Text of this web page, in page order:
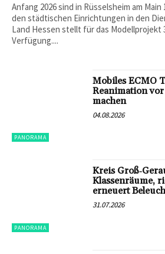
Anfang 2026 sind in Rüsselsheim am
den städtischen Einrichtungen in den
Land Hessen stellt für das Modellprojekt
Verfügung....
PANORAMA
Mobiles ECMO
Reanimation
machen
04.08.2026
PANORAMA
Kreis
Klassenräume,
erneuert
31.07.2026